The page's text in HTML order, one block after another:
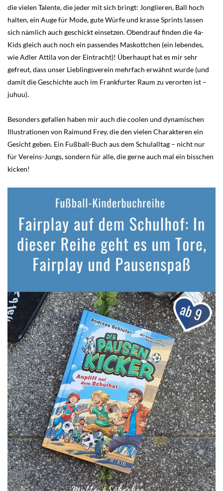
die vielen Talente, die jeder mit sich bringt: Jonglieren, Ball hoch
halten, ein Auge für Mode, gute Würfe und krasse Sprints lassen
sich nämlich auch geschickt einsetzen. Obendrauf finden die 4a-
Kids gleich auch noch ein passendes Maskottchen (ein lebendes,
wie Adler Attila von der Eintracht)! Überhaupt hat es mir sehr
gefreut, dass unser Lieblingsverein mehrfach erwähnt wurde (und
damit die Geschichte auch im Frankfurter Raum zu verorten ist –
juhuu).
Besonders gefallen haben mir auch die coolen und dynamischen
Illustrationen von Raimund Frey, die den vielen Charakteren ein
Gesicht geben. Ein Fußball-Buch aus dem Schulalltag – nicht nur
für Vereins-Jungs, sondern für alle, die gerne auch mal ein bisschen
kicken!